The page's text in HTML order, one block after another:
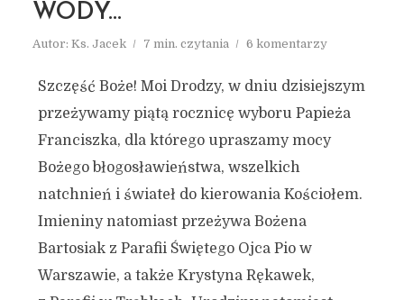
WODY…
Autor: Ks. Jacek 7 min. czytania 6 komentarzy
Szczęść Boże! Moi Drodzy, w dniu dzisiejszym
przeżywamy piątą rocznicę wyboru Papieża
Franciszka, dla którego upraszamy mocy
Bożego błogosławieństwa, wszelkich
natchnień i świateł do kierowania Kościołem.
Imieniny natomiast przeżywa Bożena
Bartosiak z Parafii Świętego Ojca Pio w
Warszawie, a także Krystyna Rękawek,